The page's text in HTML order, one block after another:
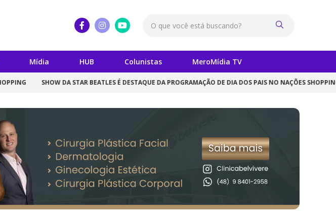
Mídia HUB Colunistas MeroMídia TV
SHOW DA STAR BEATLES É DESTAQUE DA PROGRAMAÇÃO DE DIA DOS PAIS NO NAÇÕES SHOPPING ''DOIS